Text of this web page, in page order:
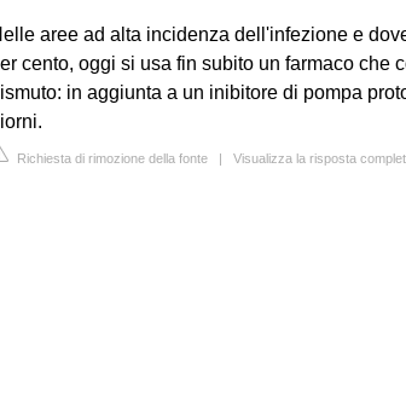
aree ad alta incidenza dell'infezione e
cento, oggi si usa fin subito un farmaco che
in aggiunta a un inibitore di pompa
Richiesta di rimozione della fonte | Visualizza la risposta